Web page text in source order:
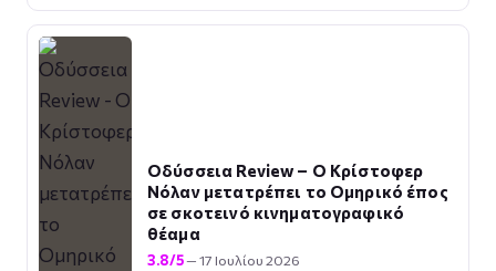
Οδύσσεια Review – Ο Κρίστοφερ
Νόλαν μετατρέπει το Ομηρικό έπος
σε σκοτεινό κινηματογραφικό
θέαμα
3.8/5— 17 Ιουλίου 2026